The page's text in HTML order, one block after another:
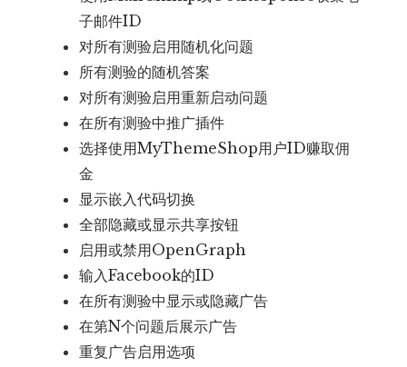
子邮件ID
对所有测验启用随机化问题
所有测验的随机答案
对所有测验启用重新启动问题
在所有测验中推广插件
选择使用MyThemeShop用户ID赚取佣
金
显示嵌入代码切换
全部隐藏或显示共享按钮
启用或禁用OpenGraph
输入Facebook的ID
在所有测验中显示或隐藏广告
在第N个问题后展示广告
重复广告启用选项